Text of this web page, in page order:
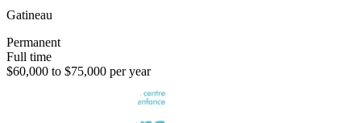
Gatineau
Permanent
Full time
$60,000 to $75,000 per year